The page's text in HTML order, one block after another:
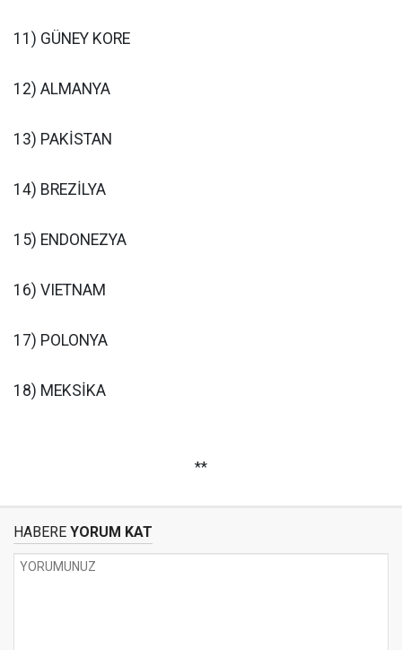
11) GÜNEY KORE
12) ALMANYA
13) PAKİSTAN
14) BREZİLYA
15) ENDONEZYA
16) VIETNAM
17) POLONYA
18) MEKSİKA
**
HABERE YORUM KAT